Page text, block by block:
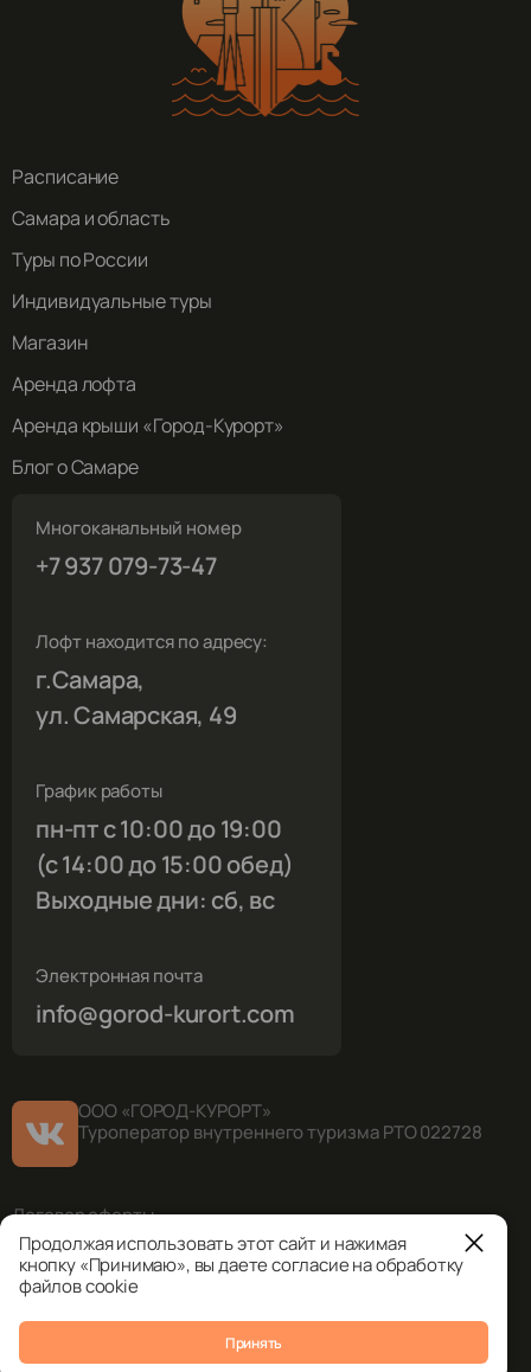
Расписание
Самара и область
Туры по России
Индивидуальные туры
Магазин
Аренда лофта
Аренда крыши «Город-Курорт»
Блог о Самаре
Многоканальный номер
+7 937 079-73-47
Лофт находится по адресу:
г.Самара,
ул. Самарская, 49
График работы
пн-пт с 10:00 до 19:00
(с 14:00 до 15:00 обед)
Выходные дни: сб, вс
Электронная почта
info@gorod-kurort.com
ООО «ГОРОД-КУРОРТ»
Туроператор внутреннего туризма РТО 022728
Договор оферты
Правила оплаты
Политика возвратов
Политика конфиденциальности
Согласие на обработку персональных данных
Продолжая использовать этот сайт и нажимая
кнопку «Принимаю», вы даете согласие на обработку
файлов cookie
Принять